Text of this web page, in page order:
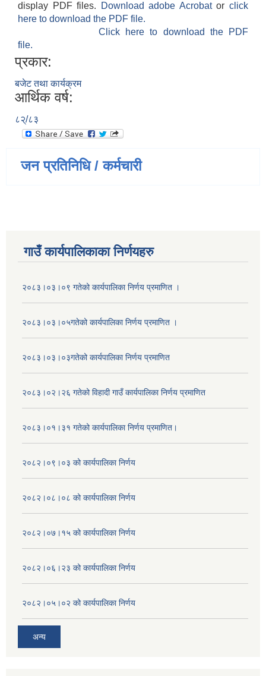
display PDF files.
Download adobe Acrobatorclick
here to download the PDF file.
Click here to download the PDF
file.
प्रकार:
बजेट तथा कार्यक्रम
आर्थिक वर्ष:
८२्/८३
जन प्रतिनिधि / कर्मचारी
गाउँ कार्यपालिकाका निर्णयहरु
२०८३।०३।०९ गतेको कार्यपालिका निर्णय प्रमाणित ।
२०८३।०३।०५गतेको कार्यपालिका निर्णय प्रमाणित ।
२०८३।०३।०३गतेको कार्यपालिका निर्णय प्रमाणित
२०८३।०२।२६ गतेको विहादी गाउँ कार्यपालिका निर्णय प्रमाणित
२०८३।०१।३१ गतेको कार्यपालिका निर्णय प्रमाणित।
२०८२।०९।०३ को कार्यपालिका निर्णय
२०८२।०८।०८ को कार्यपालिका निर्णय
२०८२।०७।१५ को कार्यपालिका निर्णय
२०८२।०६।२३ को कार्यपालिका निर्णय
२०८२।०५।०२ को कार्यपालिका निर्णय
अन्य